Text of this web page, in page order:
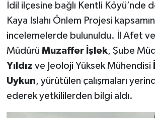
İdil ilçesine bağlı Kentli Köyü’nde
Kaya Islahı Önlem Projesi
incelemelerde bulunuldu. İl Afet
Müdürü Muzaffer İşlek, Şube
Yıldız ve Jeoloji Yüksek Mühendisi
Uykun, yürütülen çalışmaları
ederek yetkililerden bilgi aldı.